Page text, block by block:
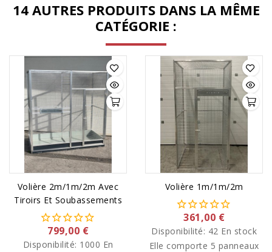
14 AUTRES PRODUITS DANS LA MÊME
CATÉGORIE :
Volière 2m/1m/2m Avec
Tiroirs Et Soubassements
799,00 €
Disponibilité: 1000 En
Volière 1m/1m/2m
361,00 €
Disponibilité: 42 En stock
Elle comporte 5 panneaux